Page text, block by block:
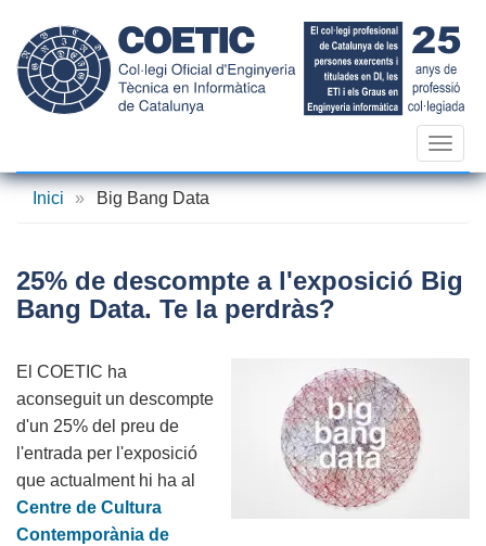
contingut
Inici
» Big Bang Data
25% de descompte a l'exposició Big
Bang Data. Te la perdràs?
El COETIC ha
aconseguit un descompte
d'un 25% del preu de
l'entrada per l'exposició
que actualment hi ha al
Centre de Cultura
Contemporània de